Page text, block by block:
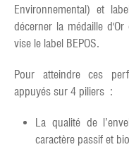
Environnemental) et
décerner la médaille
vise le label BEPOS.
Pour atteindre ces
appuyés sur 4 piliers :
La qualité de
caractère passif et